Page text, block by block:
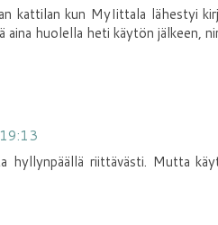
kattilan kun MyIittala lähestyi
aina huolella heti käytön jälkeen,
hyllynpäällä riittävästi. Mutta